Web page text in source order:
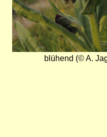
blühend (© A.